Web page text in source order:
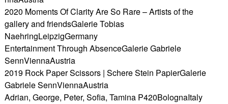
2020 Moments Of Clarity Are So Rare – Artists of the
gallery and friendsGalerie Tobias
NaehringLeipzigGermany
Entertainment Through AbsenceGalerie Gabriele
SennViennaAustria
2019 Rock Paper Scissors | Schere Stein PapierGalerie
Gabriele SennViennaAustria
Adrian, George, Peter, Sofia, Tamina P420BolognaItaly